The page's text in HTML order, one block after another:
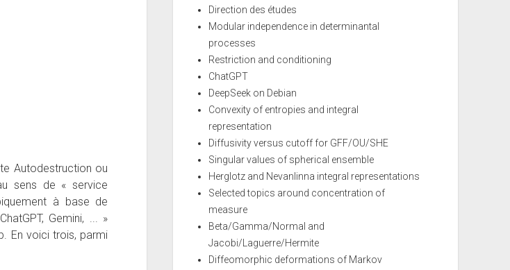
Autodestruction ou
sens de « service
à base de
Gemini, ... »
En voici trois, parmi
Direction des études
Modular independence in determinantal
processes
Restriction and conditioning
ChatGPT
DeepSeek on Debian
Convexity of entropies and integral
representation
Diffusivity versus cutoff for GFF/OU/SHE
Singular values of spherical ensemble
Herglotz and Nevanlinna integral representations
Selected topics around concentration of
measure
Beta/Gamma/Normal and
Jacobi/Laguerre/Hermite
Diffeomorphic deformations of Markov